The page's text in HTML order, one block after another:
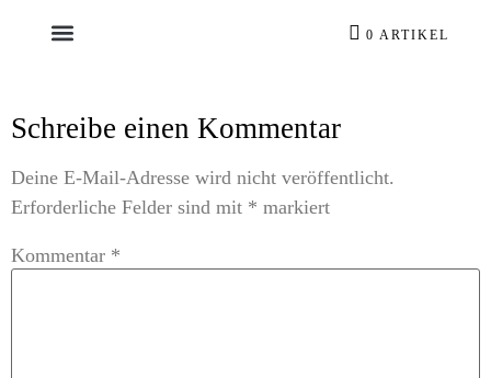
0 ARTIKEL
Schreibe einen Kommentar
Deine E-Mail-Adresse wird nicht veröffentlicht.
Erforderliche Felder sind mit * markiert
Kommentar *